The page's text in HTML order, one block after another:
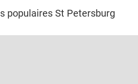
populaires St Petersburg